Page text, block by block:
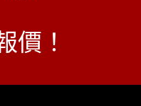
價！